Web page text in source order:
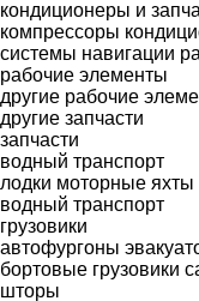
кондиционеры и
компрессоры
системы навигации
рабочие элементы
другие рабочие
другие запчасти
запчасти
водный транспорт
лодки моторные яхты
водный транспорт
грузовики
автофургоны
бортовые грузовики
шторы